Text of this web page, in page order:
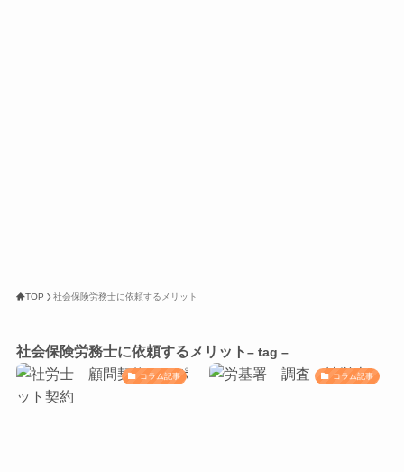
TOP 社会保険労務士に依頼するメリット
社会保険労務士に依頼するメリット– tag –
コラム記事 コラム記事